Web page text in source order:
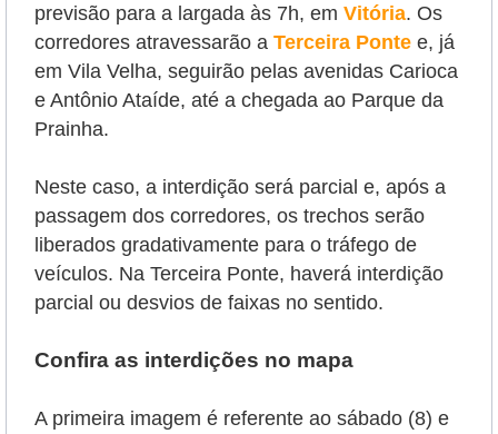
previsão para a largada às 7h, em Vitória. Os
corredores atravessarão a Terceira Ponte e, já
em Vila Velha, seguirão pelas avenidas Carioca
e Antônio Ataíde, até a chegada ao Parque da
Prainha.
Neste caso, a interdição será parcial e, após a
passagem dos corredores, os trechos serão
liberados gradativamente para o tráfego de
veículos. Na Terceira Ponte, haverá interdição
parcial ou desvios de faixas no sentido.
Confira as interdições no mapa
A primeira imagem é referente ao sábado (8) e